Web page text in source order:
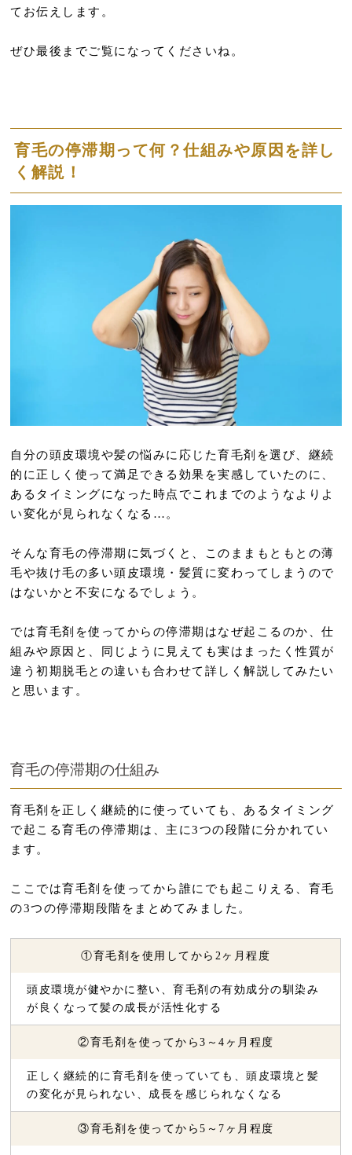
てお伝えします。
ぜひ最後までご覧になってくださいね。
育毛の停滞期って何？仕組みや原因を詳し
く解説！
自分の頭皮環境や髪の悩みに応じた育毛剤を選び、継続
的に正しく使って満足できる効果を実感していたのに、
あるタイミングになった時点でこれまでのようなよりよ
い変化が見られなくなる…。
そんな育毛の停滞期に気づくと、このままもともとの薄
毛や抜け毛の多い頭皮環境・髪質に変わってしまうので
はないかと不安になるでしょう。
では育毛剤を使ってからの停滞期はなぜ起こるのか、仕
組みや原因と、同じように見えても実はまったく性質が
違う初期脱毛との違いも合わせて詳しく解説してみたい
と思います。
育毛の停滞期の仕組み
育毛剤を正しく継続的に使っていても、あるタイミング
で起こる育毛の停滞期は、主に3つの段階に分かれてい
ます。
ここでは育毛剤を使ってから誰にでも起こりえる、育毛
の3つの停滞期段階をまとめてみました。
①育毛剤を使用してから2ヶ月程度
頭皮環境が健やかに整い、育毛剤の有効成分の馴染み
が良くなって髪の成長が活性化する
②育毛剤を使ってから3～4ヶ月程度
正しく継続的に育毛剤を使っていても、頭皮環境と髪
の変化が見られない、成長を感じられなくなる
③育毛剤を使ってから5～7ヶ月程度